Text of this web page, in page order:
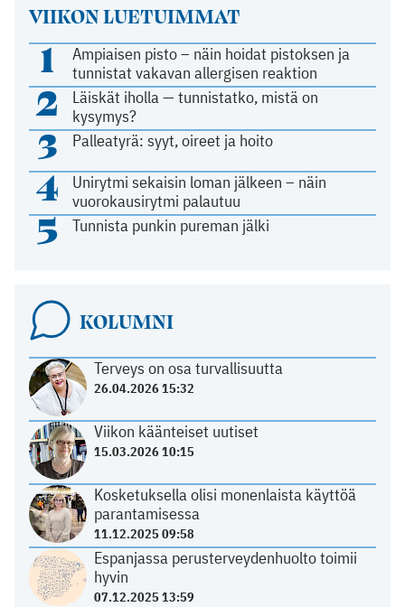
VIIKON LUETUIMMAT
1
Ampiaisen pisto – näin hoidat pistoksen ja
tunnistat vakavan allergisen reaktion
2
Läiskät iholla — tunnistatko, mistä on
kysymys?
3 Palleatyrä: syyt, oireet ja hoito
4
Unirytmi sekaisin loman jälkeen – näin
vuorokausirytmi palautuu
5 Tunnista punkin pureman jälki
KOLUMNI
Terveys on osa turvallisuutta
26.04.2026 15:32
Viikon käänteiset uutiset
15.03.2026 10:15
Kosketuksella olisi monenlaista käyttöä
parantamisessa
11.12.2025 09:58
Espanjassa perusterveydenhuolto toimii
hyvin
07.12.2025 13:59